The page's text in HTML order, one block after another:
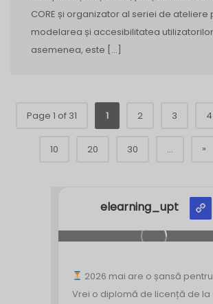
CORE și organizator al seriei de ateliere
modelarea și accesibilitatea
asemenea, este […]
Page 1 of 31 1 2 3 4
10 20 30 ... »
elearning_upt
2026 mai are o șansă
Vrei o diplomă de licență de la